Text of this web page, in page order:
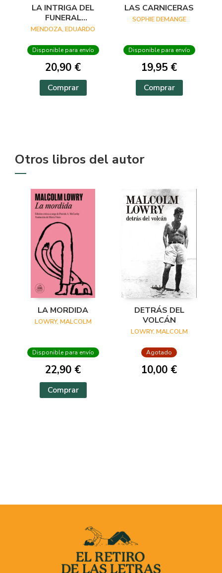
LA INTRIGA DEL
FUNERAL
INCONVENIENTE
MENDOZA, EDUARDO
Disponible para envío
20,90 €
Comprar
LAS CARNICERAS
SOPHIE DEMANGE
Disponible para envío
19,95 €
Comprar
Otros libros del autor
LA MORDIDA
LOWRY, MALCOLM
Disponible para envío
22,90 €
Comprar
DETRÁS DEL
VOLCÁN
LOWRY, MALCOLM
Agotado
10,00 €